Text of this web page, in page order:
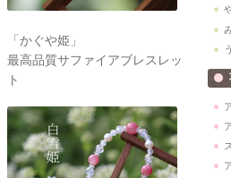
「かぐや姫」
最高品質サファイアブレスレッ
ト